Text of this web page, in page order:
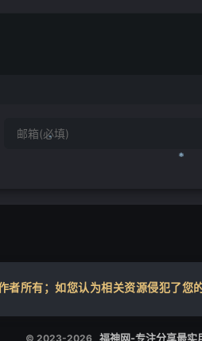
者所有；如您认为相关资源侵犯了
© 2023-2026 福神网-专注分享最实
❄